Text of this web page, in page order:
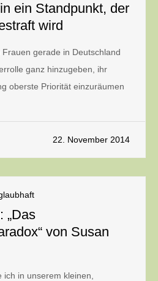
ein Standpunkt, der
wird
Frauen gerade in Deutschland
ganz hinzugeben, ihr
oberste Priorität einzuräumen
22. November 2014
„Das
von Susan
in unserem kleinen,